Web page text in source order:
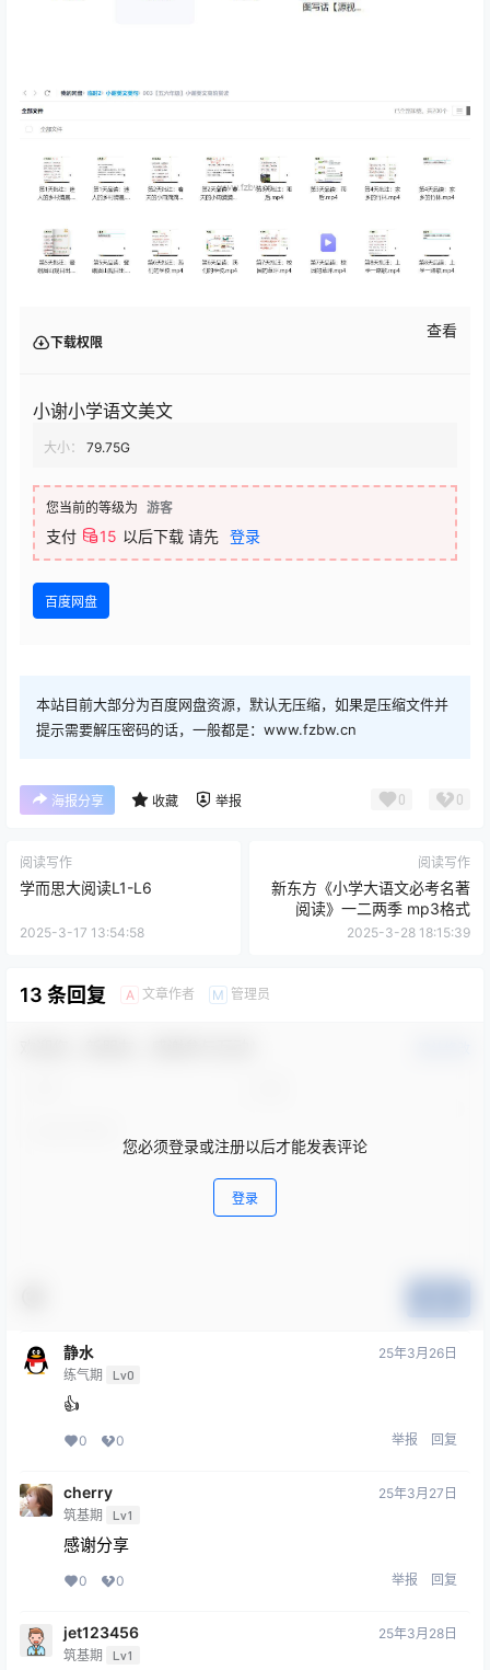
下载权限
查看
小谢小学语文美文
大小： 79.75G
您当前的等级为 游客
支付 15 以后下载 请先 登录
百度网盘
本站目前大部分为百度网盘资源，默认无压缩，如果是压缩文件并
提示需要解压密码的话，一般都是：www.fzbw.cn
海报分享 收藏 举报 0 0
阅读写作
学而思大阅读L1-L6
2025-3-17 13:54:58
阅读写作
新东方《小学大语文必考名著
阅读》一二两季 mp3格式
2025-3-28 18:15:39
13 条回复 A 文章作者 M 管理员
您必须登录或注册以后才能发表评论
登录
静水
练气期 Lv0
25年3月26日
👍
0 0 举报 回复
cherry
筑基期 Lv1
25年3月27日
感谢分享
0 0 举报 回复
jet123456
筑基期 Lv1
25年3月28日